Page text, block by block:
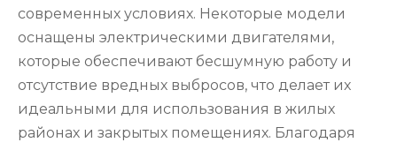
современных условиях. Некоторые модели
оснащены электрическими двигателями,
которые обеспечивают бесшумную работу и
отсутствие вредных выбросов, что делает их
идеальными для использования в жилых
районах и закрытых помещениях. Благодаря